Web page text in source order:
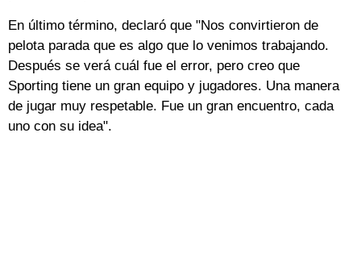
En último término, declaró que "Nos convirtieron de
pelota parada que es algo que lo venimos trabajando.
Después se verá cuál fue el error, pero creo que
Sporting tiene un gran equipo y jugadores. Una manera
de jugar muy respetable. Fue un gran encuentro, cada
uno con su idea".